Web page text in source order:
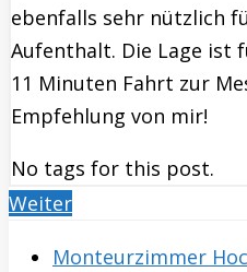
ebenfalls sehr nützlich
Aufenthalt. Die Lage ist
11 Minuten Fahrt zur
Empfehlung von mir!
No tags for this post.
Weiter
Monteurzimmer